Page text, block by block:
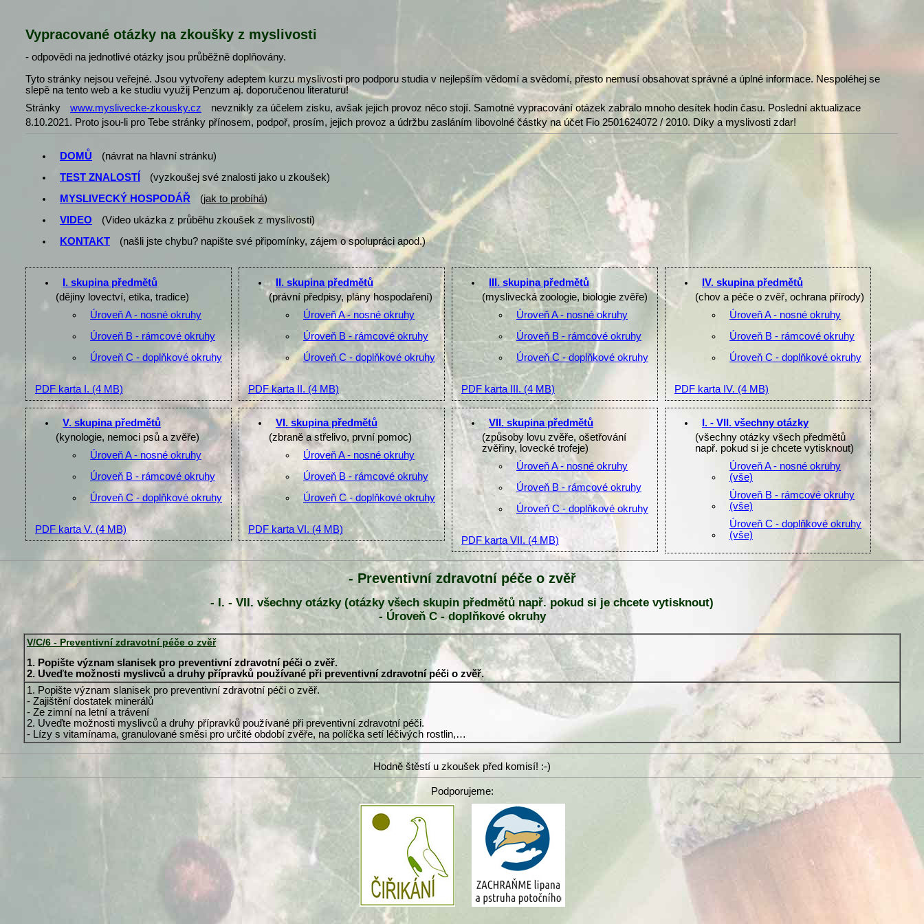
Vypracované otázky na zkoušky z myslivosti
- odpovědi na jednotlivé otázky jsou průběžně doplňovány.
Tyto stránky nejsou veřejné. Jsou vytvořeny adeptem kurzu myslivosti pro podporu studia v nejlepším vědomí a svědomí, přesto nemusí obsahovat správné a úplné informace. Nespoléhej se
slepě na tento web a ke studiu využij Penzum aj. doporučenou literaturu!
Stránky
www.myslivecke-zkousky.cz
nevznikly za účelem zisku, avšak jejich provoz něco stojí. Samotné vypracování otázek zabralo mnoho desítek hodin času. Poslední aktualizace
8.10.2021. Proto jsou-li pro Tebe stránky přínosem, podpoř, prosím, jejich provoz a údržbu zasláním libovolné částky na účet Fio 2501624072 / 2010. Díky a myslivosti zdar!
DOMŮ
(návrat na hlavní stránku)
TEST ZNALOSTÍ
(vyzkoušej své znalosti jako u zkoušek)
MYSLIVECKÝ HOSPODÁŘ
(jak to probíhá)
VIDEO
(Video ukázka z průběhu zkoušek z myslivosti)
KONTAKT
(našli jste chybu? napište své připomínky, zájem o spolupráci apod.)
I. skupina předmětů
(dějiny lovectví, etika, tradice)
Úroveň A - nosné okruhy
Úroveň B - rámcové okruhy
Úroveň C - doplňkové okruhy
PDF karta I. (4 MB)
II. skupina předmětů
(právní předpisy, plány hospodaření)
Úroveň A - nosné okruhy
Úroveň B - rámcové okruhy
Úroveň C - doplňkové okruhy
PDF karta II. (4 MB)
III. skupina předmětů
(myslivecká zoologie, biologie zvěře)
Úroveň A - nosné okruhy
Úroveň B - rámcové okruhy
Úroveň C - doplňkové okruhy
PDF karta III. (4 MB)
IV. skupina předmětů
(chov a péče o zvěř, ochrana přírody)
Úroveň A - nosné okruhy
Úroveň B - rámcové okruhy
Úroveň C - doplňkové okruhy
PDF karta IV. (4 MB)
V. skupina předmětů
(kynologie, nemoci psů a zvěře)
Úroveň A - nosné okruhy
Úroveň B - rámcové okruhy
Úroveň C - doplňkové okruhy
PDF karta V. (4 MB)
VI. skupina předmětů
(zbraně a střelivo, první pomoc)
Úroveň A - nosné okruhy
Úroveň B - rámcové okruhy
Úroveň C - doplňkové okruhy
PDF karta VI. (4 MB)
VII. skupina předmětů
(způsoby lovu zvěře, ošetřování
zvěřiny, lovecké trofeje)
Úroveň A - nosné okruhy
Úroveň B - rámcové okruhy
Úroveň C - doplňkové okruhy
PDF karta VII. (4 MB)
I. - VII. všechny otázky
(všechny otázky všech předmětů
např. pokud si je chcete vytisknout)
Úroveň A - nosné okruhy
(vše)
Úroveň B - rámcové okruhy
(vše)
Úroveň C - doplňkové okruhy
(vše)
- Preventivní zdravotní péče o zvěř
- I. - VII. všechny otázky (otázky všech skupin předmětů např. pokud si je chcete vytisknout)
- Úroveň C - doplňkové okruhy
V/C/6 - Preventivní zdravotní péče o zvěř
1. Popište význam slanisek pro preventivní zdravotní péči o zvěř.
2. Uveďte možnosti myslivců a druhy přípravků používané při preventivní zdravotní péči o zvěř.
1. Popište význam slanisek pro preventivní zdravotní péči o zvěř.
- Zajištění dostatek minerálů
- Ze zimní na letní a trávení
2. Uveďte možnosti myslivců a druhy přípravků používané při preventivní zdravotní péči.
- Lízy s vitamínama, granulované směsi pro určité období zvěře, na políčka setí léčivých rostlin,…
Hodně štěstí u zkoušek před komisí! :-)
Podporujeme: